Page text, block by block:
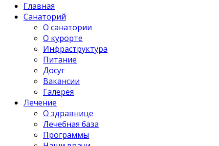
Главная
Санаторий
О санатории
О курорте
Инфраструктура
Питание
Досуг
Вакансии
Галерея
Лечение
О здравнице
Лечебная база
Программы